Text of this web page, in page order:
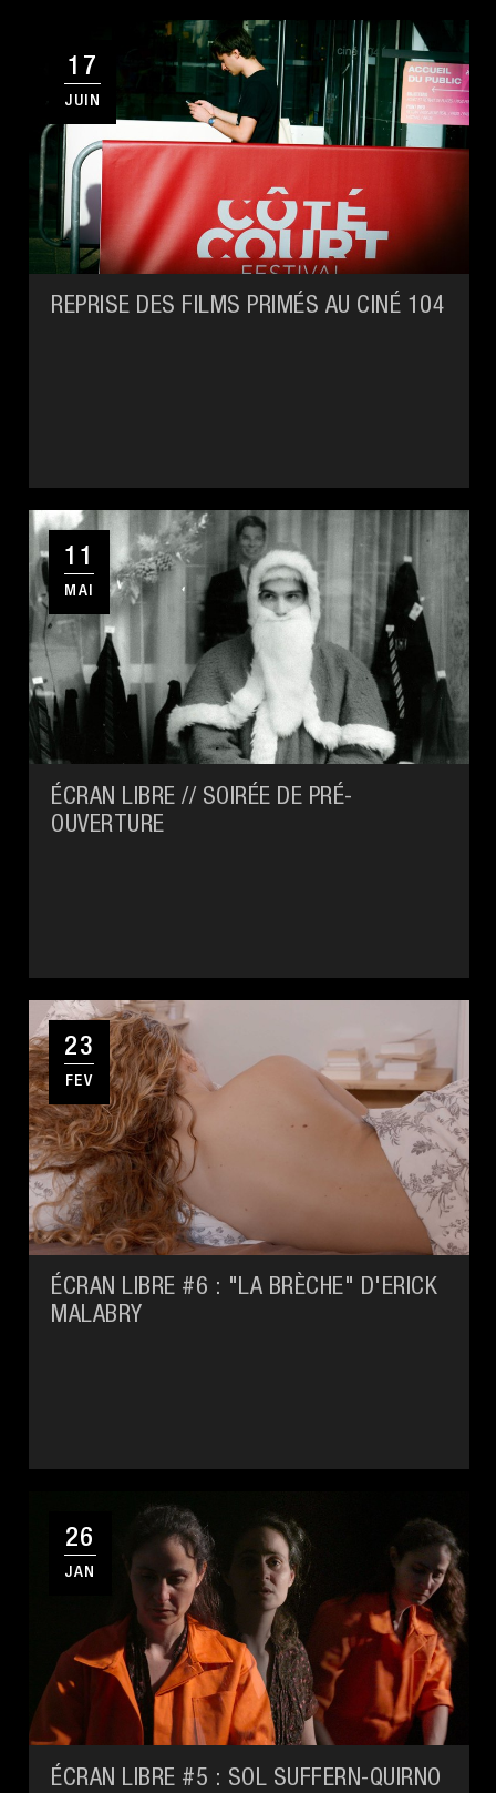
17
JUIN
REPRISE DES FILMS PRIMÉS AU CINÉ 104
11
MAI
ÉCRAN LIBRE // SOIRÉE DE PRÉ-
OUVERTURE
23
FEV
ÉCRAN LIBRE #6 : "LA BRÈCHE" D'ERICK
MALABRY
26
JAN
ÉCRAN LIBRE #5 : SOL SUFFERN-QUIRNO